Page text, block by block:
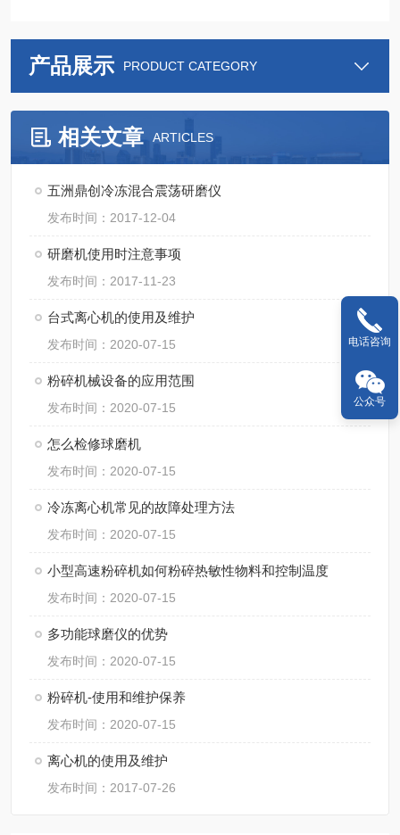
产品展示 PRODUCT CATEGORY
相关文章 ARTICLES
五洲鼎创冷冻混合震荡研磨仪
发布时间：2017-12-04
研磨机使用时注意事项
发布时间：2017-11-23
台式离心机的使用及维护
发布时间：2020-07-15
粉碎机械设备的应用范围
发布时间：2020-07-15
怎么检修球磨机
发布时间：2020-07-15
冷冻离心机常见的故障处理方法
发布时间：2020-07-15
小型高速粉碎机如何粉碎热敏性物料和控制温度
发布时间：2020-07-15
多功能球磨仪的优势
发布时间：2020-07-15
粉碎机-使用和维护保养
发布时间：2020-07-15
离心机的使用及维护
发布时间：2017-07-26
电话咨询
公众号